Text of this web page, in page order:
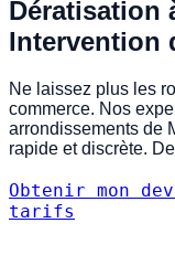
Dératisation
Intervention
Ne laissez plus les
commerce. Nos
arrondissements de
rapide et discrète.
Obtenir mon
tarifs